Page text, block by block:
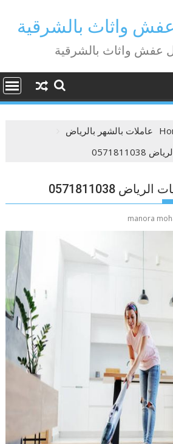
واثاث بالشرقية
عفش واثاث بالشرقية
عاملات بالشهر بالرياض
0571811038
manora